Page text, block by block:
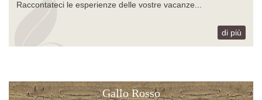
Raccontateci le esperienze delle vostre vacanze...
di più
Gallo Rosso